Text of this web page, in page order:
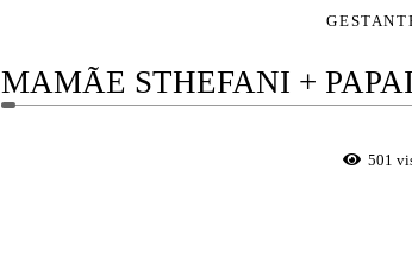
MAMÃE STHEFANI +
501